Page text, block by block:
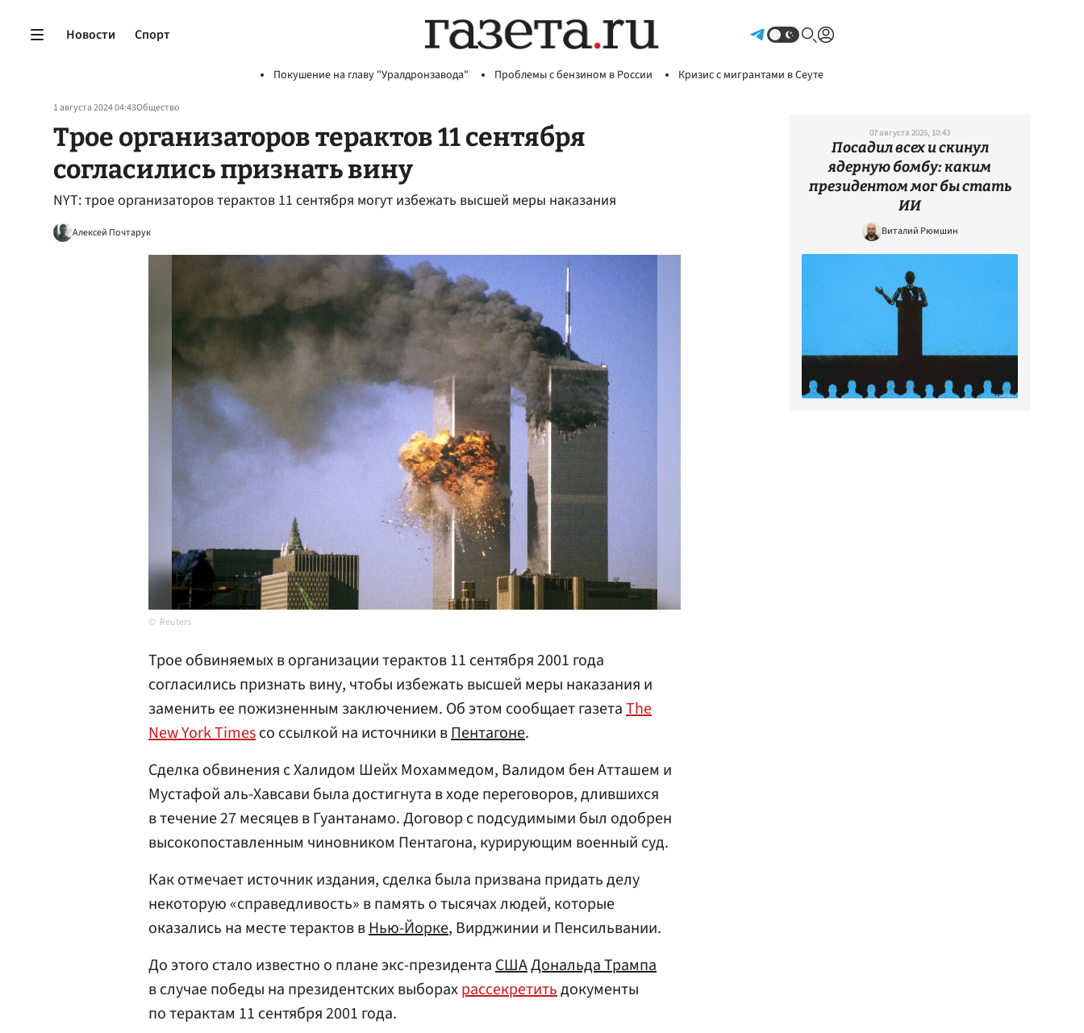
Новости Спорт
Покушение на главу "Уралдронзавода" Проблемы с бензином в России Кризис с мигрантами в Сеуте
1 августа 2024 04:43Общество
Трое организаторов терактов 11 сентября
согласились признать вину
NYT: трое организаторов терактов 11 сентября могут избежать высшей меры наказания
Алексей Почтарук
Reuters
Трое обвиняемых в организации терактов 11 сентября 2001 года
согласились признать вину, чтобы избежать высшей меры наказания и
заменить ее пожизненным заключением. Об этом сообщает газетаThe
New York Timesсо ссылкой на источники вПентагоне.
Сделка обвинения с Халидом Шейх Мохаммедом, Валидом бен Атташем и
Мустафой аль-Хавсави была достигнута в ходе переговоров, длившихся
в течение 27 месяцев в Гуантанамо. Договор с подсудимыми был одобрен
высокопоставленным чиновником Пентагона, курирующим военный суд.
Как отмечает источник издания, сделка была призвана придать делу
некоторую «справедливость» в память о тысячах людей, которые
оказались на месте терактов вНью-Йорке, Вирджинии и Пенсильвании.
До этого стало известно о плане экс-президентаСШАДональда Трампа
в случае победы на президентских выборахрассекретитьдокументы
по терактам 11 сентября 2001 года.
07 августа 2026, 10:43
Посадил всех и скинул
ядерную бомбу: каким
президентом мог бы стать
ИИ
Виталий Рюмшин